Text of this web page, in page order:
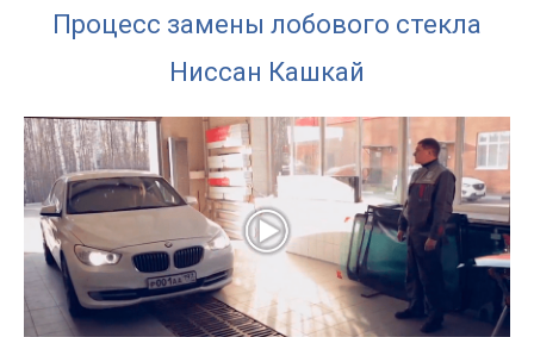
Процесс замены лобового стекла
Ниссан Кашкай